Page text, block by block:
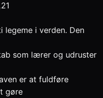
legeme i verden. Den
som lærer og udruster
er at fuldføre
gøre